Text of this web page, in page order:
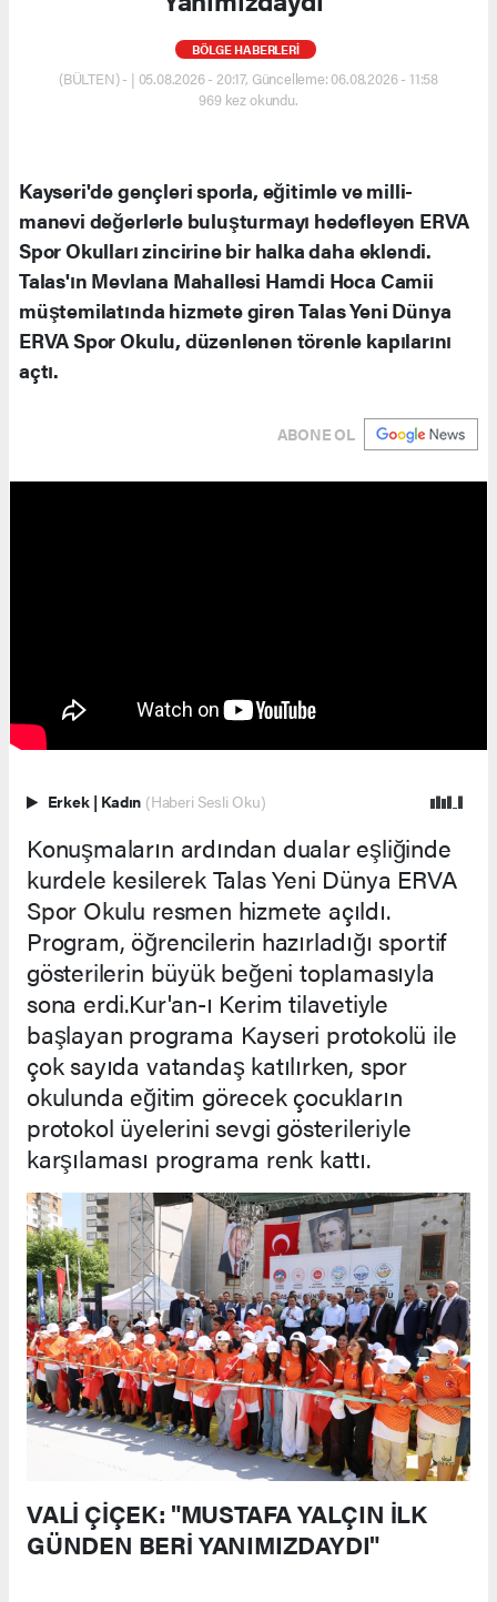
BÖLGE HABERLERİ
(BÜLTEN) - | 05.08.2026 - 20:17, Güncelleme: 06.08.2026 - 11:58
969 kez okundu.
Kayseri'de gençleri sporla, eğitimle ve milli-
manevi değerlerle buluşturmayı hedefleyen ERVA
Spor Okulları zincirine bir halka daha eklendi.
Talas'ın Mevlana Mahallesi Hamdi Hoca Camii
müştemilatında hizmete giren Talas Yeni Dünya
ERVA Spor Okulu, düzenlenen törenle kapılarını
açtı.
ABONE OL
Erkek | Kadın (Haberi Sesli Oku)
Konuşmaların ardından dualar eşliğinde
kurdele kesilerek Talas Yeni Dünya ERVA
Spor Okulu resmen hizmete açıldı.
Program, öğrencilerin hazırladığı sportif
gösterilerin büyük beğeni toplamasıyla
sona erdi.Kur'an-ı Kerim tilavetiyle
başlayan programa Kayseri protokolü ile
çok sayıda vatandaş katılırken, spor
okulunda eğitim görecek çocukların
protokol üyelerini sevgi gösterileriyle
karşılaması programa renk kattı.
VALİ ÇİÇEK: "MUSTAFA YALÇIN İLK
GÜNDEN BERİ YANIMIZDAYDI"